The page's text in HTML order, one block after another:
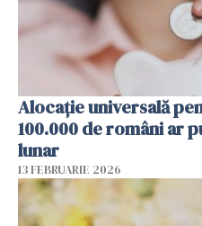
Alocație universală
100.000 de români ar
lunar
13 FEBRUARIE 2026